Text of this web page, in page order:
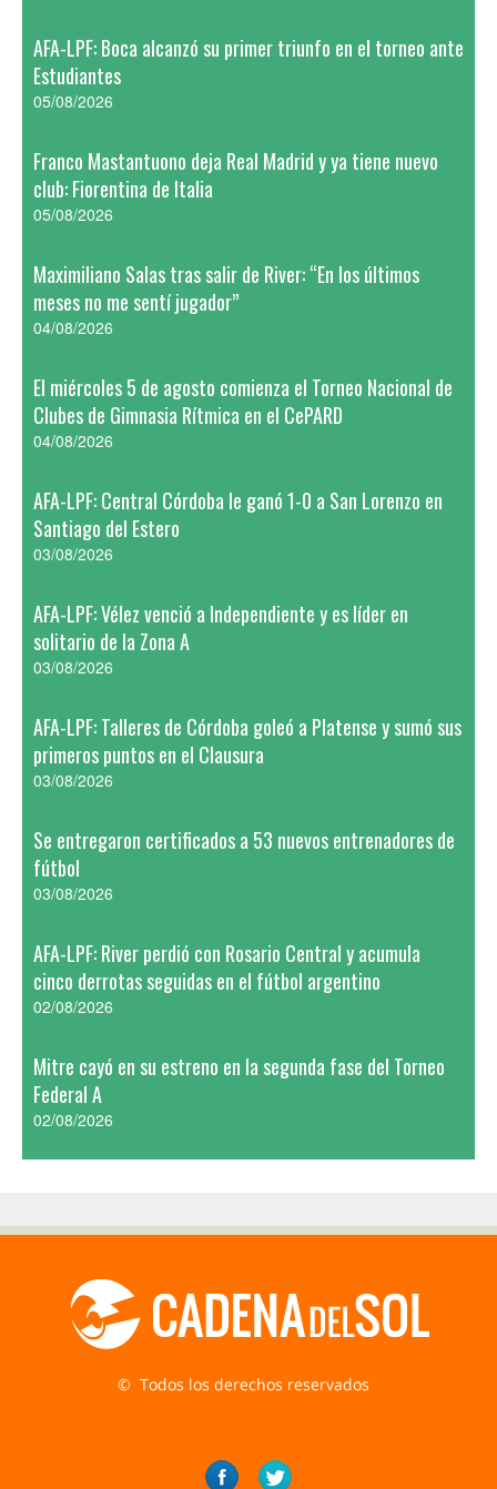
AFA-LPF: Boca alcanzó su primer triunfo en el torneo ante
Estudiantes
05/08/2026
Franco Mastantuono deja Real Madrid y ya tiene nuevo
club: Fiorentina de Italia
05/08/2026
Maximiliano Salas tras salir de River: “En los últimos
meses no me sentí jugador”
04/08/2026
El miércoles 5 de agosto comienza el Torneo Nacional de
Clubes de Gimnasia Rítmica en el CePARD
04/08/2026
AFA-LPF: Central Córdoba le ganó 1-0 a San Lorenzo en
Santiago del Estero
03/08/2026
AFA-LPF: Vélez venció a Independiente y es líder en
solitario de la Zona A
03/08/2026
AFA-LPF: Talleres de Córdoba goleó a Platense y sumó sus
primeros puntos en el Clausura
03/08/2026
Se entregaron certificados a 53 nuevos entrenadores de
fútbol
03/08/2026
AFA-LPF: River perdió con Rosario Central y acumula
cinco derrotas seguidas en el fútbol argentino
02/08/2026
Mitre cayó en su estreno en la segunda fase del Torneo
Federal A
02/08/2026